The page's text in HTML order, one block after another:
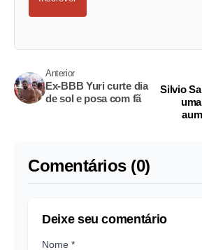
Anterior
Ex-BBB Yuri curte dia
de sol e posa com fã
Silvio
Comentários (0)
Deixe seu comentário
Nome *